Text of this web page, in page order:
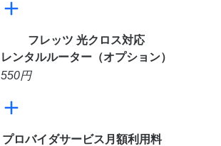
フレッツ 光クロス対応
レンタルルーター（オプション）
550円
プロバイダサービス月額利用料